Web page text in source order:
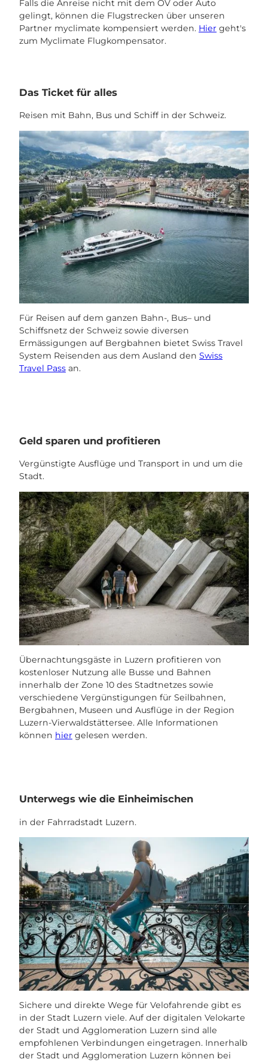
Falls die Anreise nicht mit dem ÖV oder Auto
gelingt, können die Flugstrecken über unseren
Partner myclimate kompensiert werden. Hier geht's
zum Myclimate Flugkompensator.
Das Ticket für alles
Reisen mit Bahn, Bus und Schiff in der Schweiz.
Für Reisen auf dem ganzen Bahn-, Bus– und
Schiffsnetz der Schweiz sowie diversen
Ermässigungen auf Bergbahnen bietet Swiss Travel
System Reisenden aus dem Ausland den Swiss
Travel Pass an.
Geld sparen und profitieren
Vergünstigte Ausflüge und Transport in und um die
Stadt.
Übernachtungsgäste in Luzern profitieren von
kostenloser Nutzung alle Busse und Bahnen
innerhalb der Zone 10 des Stadtnetzes sowie
verschiedene Vergünstigungen für Seilbahnen,
Bergbahnen, Museen und Ausflüge in der Region
Luzern-Vierwaldstättersee. Alle Informationen
können hier gelesen werden.
Unterwegs wie die Einheimischen
in der Fahrradstadt Luzern.
Sichere und direkte Wege für Velofahrende gibt es
in der Stadt Luzern viele. Auf der digitalen Velokarte
der Stadt und Agglomeration Luzern sind alle
empfohlenen Verbindungen eingetragen. Innerhalb
der Stadt und Agglomeration Luzern können bei